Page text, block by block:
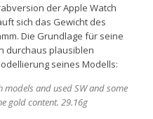
der Apple Watch
sich das Gewicht des
Die Grundlage für seine
durchaus plausiblen
seines Modells:
models and used SW and some
gold content. 29.16g